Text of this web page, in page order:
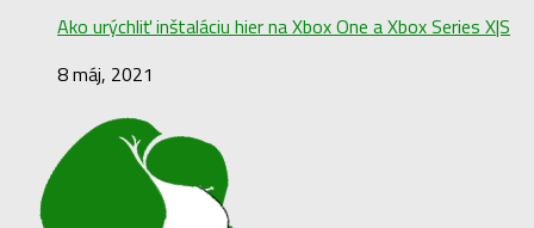
Ako urýchliť inštaláciu hier na Xbox One a Xbox Series X|S
8 máj, 2021